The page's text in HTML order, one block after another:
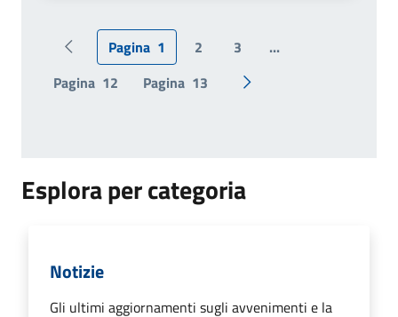
Pagina precedente
Pagina 1 2 3
...
Pagina 12 Pagina 13 Pagina successiva
Esplora per categoria
Notizie
Gli ultimi aggiornamenti sugli avvenimenti e la